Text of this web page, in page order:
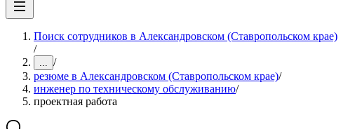
Поиск сотрудников в Александровском (Ставропольском крае)
/
... /
резюме в Александровском (Ставропольском крае)/
инженер по техническому обслуживанию/
проектная работа